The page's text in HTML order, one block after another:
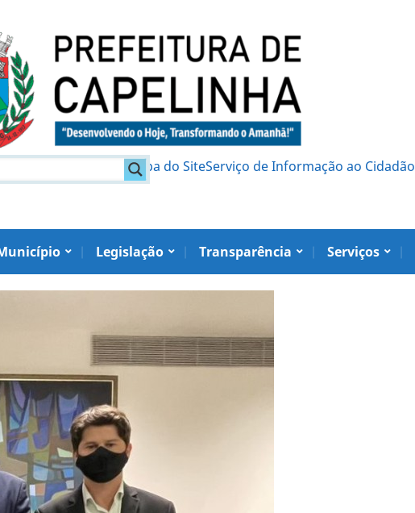
Mapa do SiteServiço de Informação ao Cidadão
Legislação Transparência Serviços